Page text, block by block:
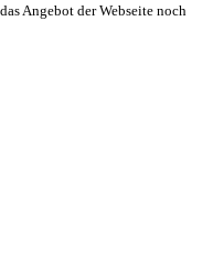
Angebot der Webseite noch